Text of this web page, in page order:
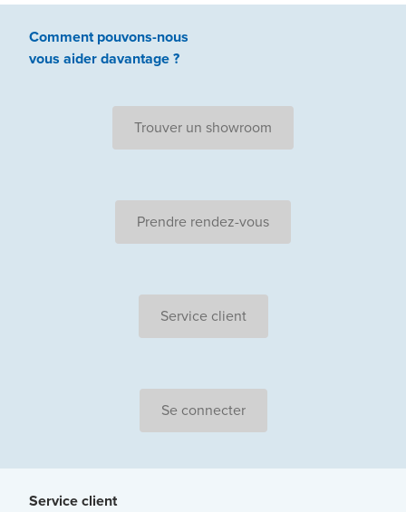
Comment pouvons-nous
vous aiderdavantage ?
Trouver un showroom
Prendre rendez-vous
Service client
Se connecter
Service client